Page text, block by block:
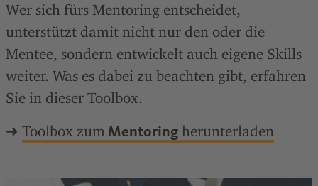
Wer sich fürs Mentoring entscheidet,
unterstützt damit nicht nur den oder die
Mentee, sondern entwickelt auch eigene Skills
weiter. Was es dabei zu beachten gibt, erfahren
Sie in dieser Toolbox.
➜ Toolbox zum Mentoring herunterladen